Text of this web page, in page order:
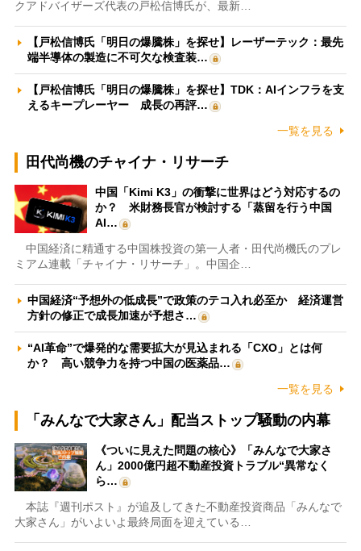
クアドバイザーズ代表の戸松信博氏が、最新…
【戸松信博氏「明日の爆騰株」を探せ】レーザーテック：最先
端半導体の製造に不可欠な検査装…
【戸松信博氏「明日の爆騰株」を探せ】TDK：AIインフラを支
えるキープレーヤー 成長の再評…
一覧を見る
田代尚機のチャイナ・リサーチ
中国「Kimi K3」の衝撃に世界はどう対応するの
か？ 米財務長官が検討する「蒸留を行う中国
AI…
中国経済に精通する中国株投資の第一人者・田代尚機氏のプレ
ミアム連載「チャイナ・リサーチ」。中国企…
中国経済“予想外の低成長”で政策のテコ入れ必至か 経済運営
方針の修正で成長加速が予想さ…
“AI革命”で爆発的な需要拡大が見込まれる「CXO」とは何
か？ 高い競争力を持つ中国の医薬品…
一覧を見る
「みんなで大家さん」配当ストップ騒動の内幕
《ついに見えた問題の核心》「みんなで大家さ
ん」2000億円超不動産投資トラブル“異常なく
ら…
本誌『週刊ポスト』が追及してきた不動産投資商品「みんなで
大家さん」がいよいよ最終局面を迎えている…